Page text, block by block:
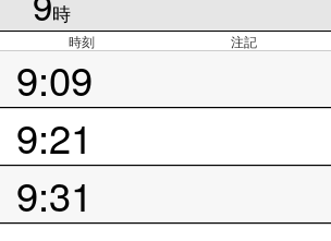
時
時刻 注記
9:09
9:21
9:31